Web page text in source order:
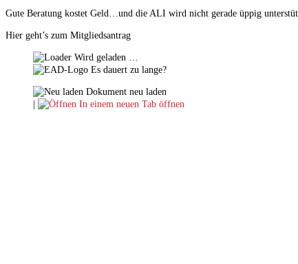
Gute Beratung kostet Geld…und die ALI wird nicht gerade üppig
Hier geht’s zum Mitgliedsantrag
Wird geladen …
Es dauert zu lange?
Dokument neu laden
In einem neuen Tab öffnen